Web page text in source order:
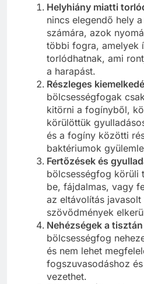
Helyhiány miatti
nincs elegendő hely
számára, azok
többi fogra, amelyek
torlódhatnak, ami
a harapást.
Részleges
bölcsességfogak
kitörni a fogínyből,
körülöttük
és a fogíny közötti
baktériumok
Fertőzések és
bölcsességfog körüli
be, fájdalmas, vagy
az eltávolítás
szövődmények
Nehézségek a
bölcsességfog
és nem lehet
fogszuvasodáshoz
vezethet.